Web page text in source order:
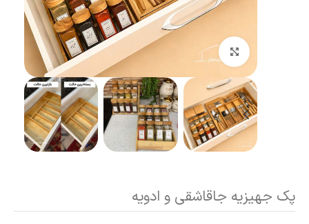
بزرگنمایی تصویر
پک جهیزیه جاقاشقی و ادویه